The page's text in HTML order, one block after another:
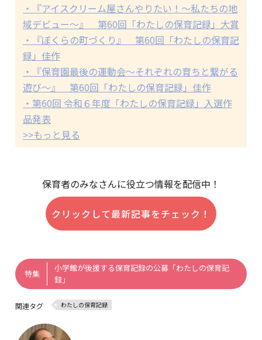
・『アイスクリーム屋さんやりたい！～私たちの地
域デビュー～』 第60回「わたしの保育記録」大賞
・『ぼくらの町づくり』 第60回「わたしの保育記
録」佳作
・『保育園最後の運動会～それぞれの育ちと繋がる
遊び～』 第60回「わたしの保育記録」佳作
・第60回 令和６年度「わたしの保育記録」入選作
品発表
>>もっと見る
保育者のみなさんに役立つ情報を配信中！
クリックして最新記事をチェック！
特集
小学館が後援する保育記録の公募「わたしの保育記
録」
関連タグ わたしの保育記録